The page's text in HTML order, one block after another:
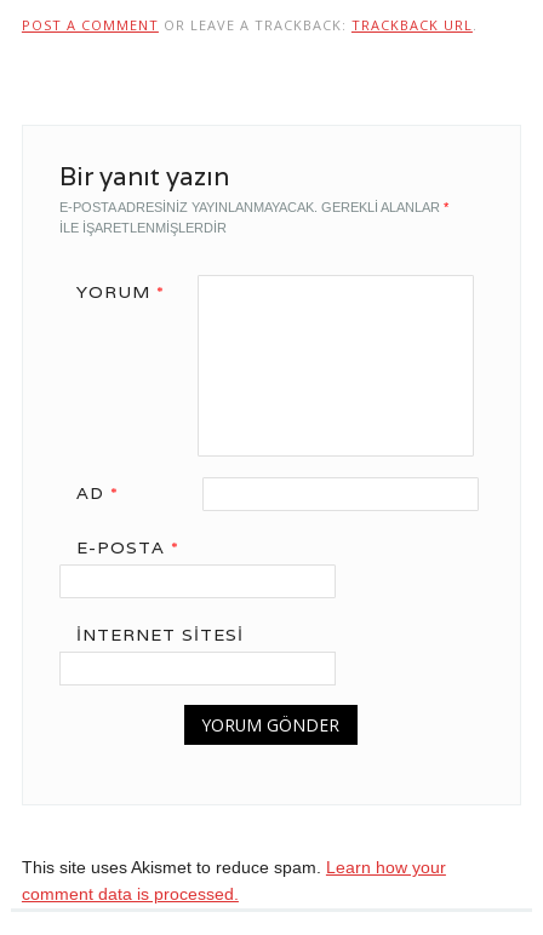
POST A COMMENT OR LEAVE A TRACKBACK: TRACKBACK URL.
Bir yanıt yazın
E-POSTA ADRESINIZ YAYINLANMAYACAK. GEREKLI ALANLAR *
ILE IŞARETLENMIŞLERDIR
YORUM *
AD *
E-POSTA *
İNTERNET SITESI
This site uses Akismet to reduce spam. Learn how your
comment data is processed.